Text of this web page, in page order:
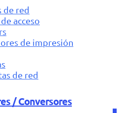
de red
acceso
de impresión
de red
/ Conversores